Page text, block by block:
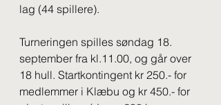
lag (44 spillere).
Turneringen spilles søndag 18.
september fra kl.11.00, og går over
18 hull. Startkontingent kr 250.- for
medlemmer i Klæbu og kr 450.- for